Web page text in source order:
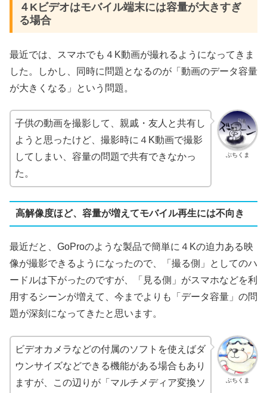
４Kビデオはモバイル端末には容量が大きすぎ
る場合
最近では、スマホでも４K動画が撮れるようになってきま
した。しかし、同時に問題となるのが「動画のデータ容量
が大きくなる」という問題。
ぶちくま
子供の動画を撮影して、親戚・友人と共有し
ようと思ったけど、撮影時に４K動画で撮影
してしまい、容量の問題で共有できなかっ
た。
高解像度ほど、容量が増えてモバイル再生には不向き
最近だと、GoProのような製品で簡単に４Kの迫力ある映
像が撮影できるようになったので、「撮る側」としてのハ
ードルは下がったのですが、「見る側」がスマホなどを利
用するシーンが増えて、今までよりも「データ容量」の問
題が深刻になってきたと思います。
ぶちくま
ビデオカメラなどの付属のソフトを使えばダ
ウンサイズなどできる機能がある場合もあり
ますが、この辺りが「マルチメディア変換ソ